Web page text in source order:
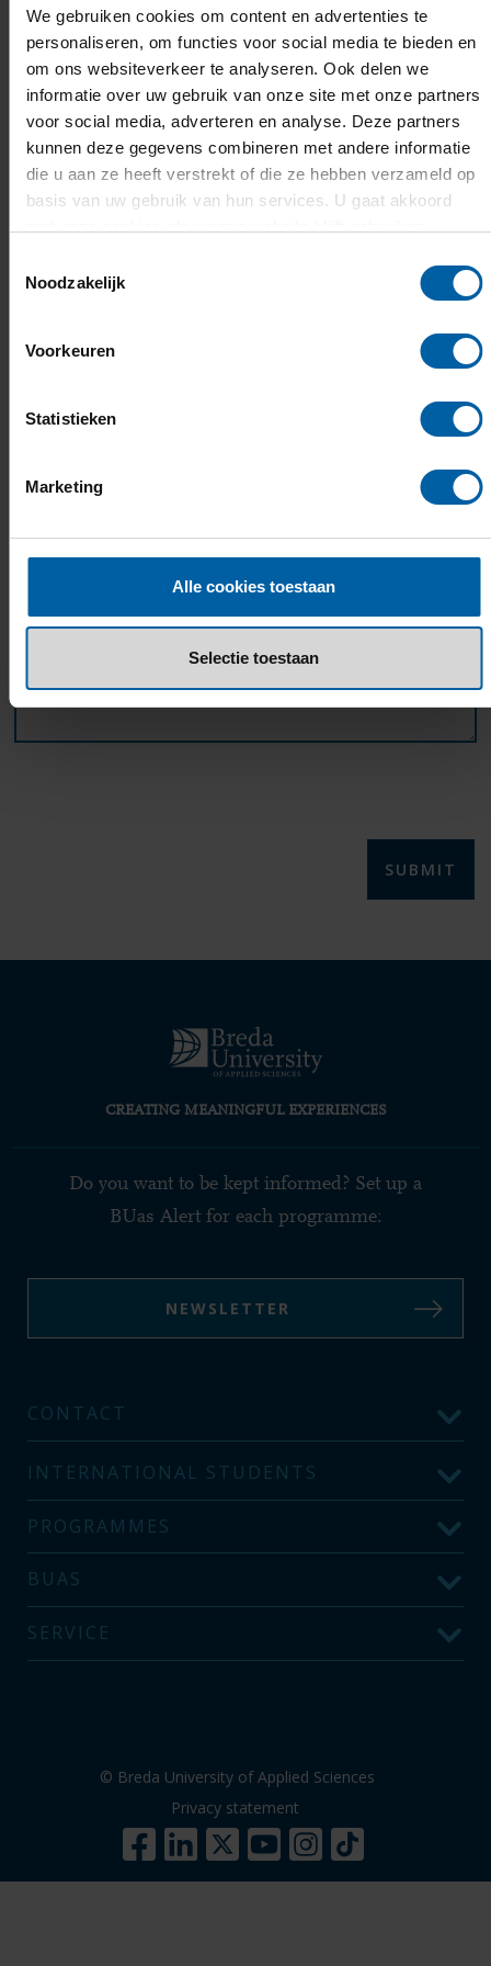
We gebruiken cookies om content en advertenties te
personaliseren, om functies voor social media te bieden en
om ons websiteverkeer te analyseren. Ook delen we
informatie over uw gebruik van onze site met onze partners
voor social media, adverteren en analyse. Deze partners
kunnen deze gegevens combineren met andere informatie
die u aan ze heeft verstrekt of die ze hebben verzameld op
basis van uw gebruik van hun services. U gaat akkoord
Noodzakelijk
Voorkeuren
Statistieken
Marketing
Alle cookies toestaan
Selectie toestaan
CHANGE MY REGISTRATION
NAME
Please include your first name, middle name, last
CREATING MEANINGFUL EXPERIENCES
Do you want to be kept informed? Set up a
BUas Alert for each programme:
NEWSLETTER
CONTACT
INTERNATIONAL STUDENTS
PROGRAMMES
BUAS
SERVICE
© Breda University of Applied Sciences
Privacy statement